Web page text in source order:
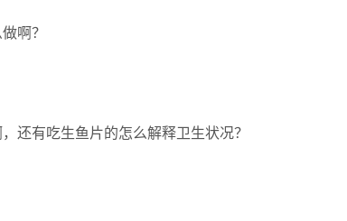
啊？
还有吃生鱼片的怎么解释卫生状况？